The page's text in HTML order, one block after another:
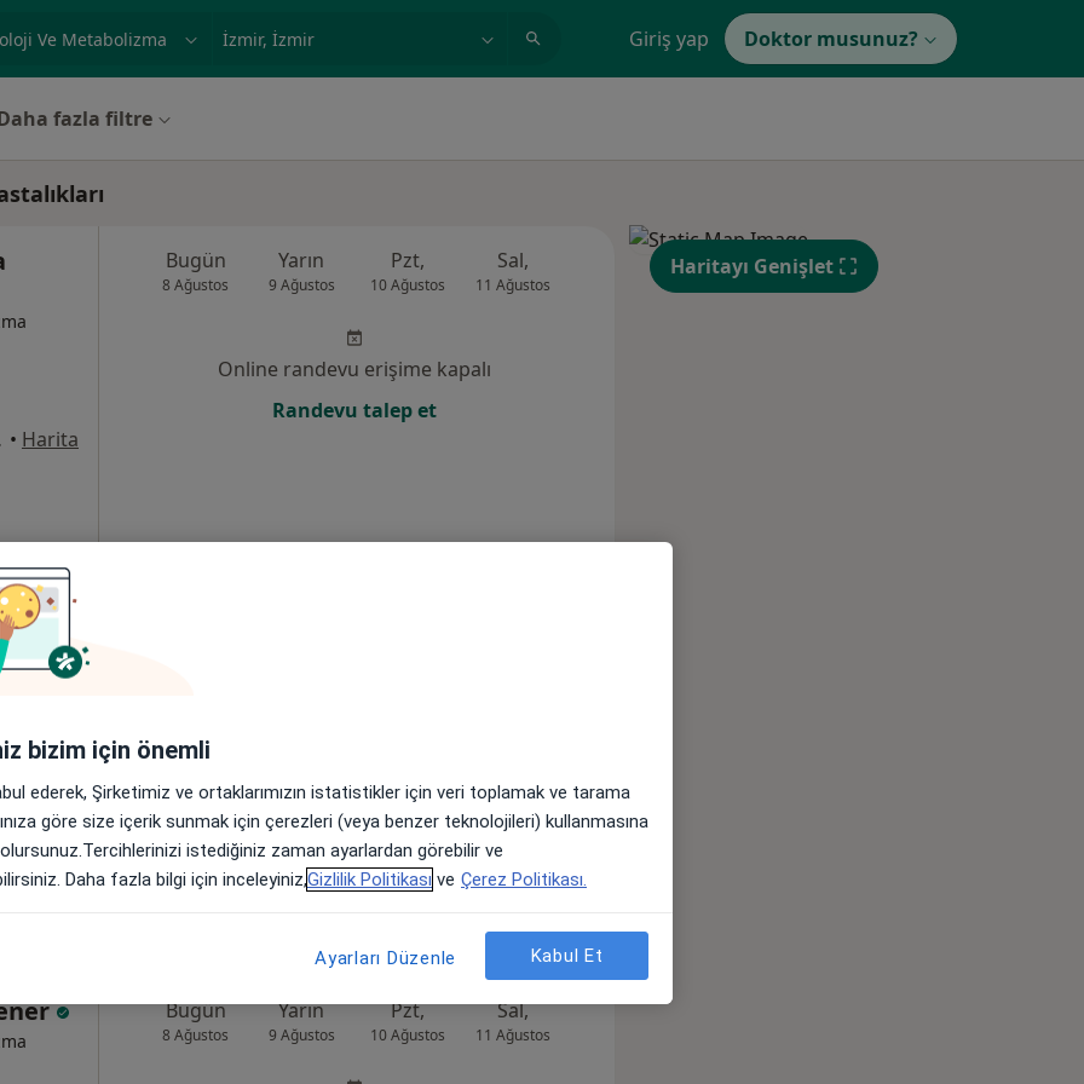
ilgi alanı ve hastalık, isimörnek: İstanbul Giriş yap Doktor musunuz?
fazla filtre
• Harita
Bugün
8 Ağustos
Yarın
9 Ağustos
Pzt,
10 Ağustos
Sal,
11 Ağustos 12 Ağustos
Per,
13 Ağustos
Cum,
14 Ağustos
Online randevu erişime kapalı
Randevu talep et
Konak• Harita
Randevu talep et
Bugün
8 Ağustos
Yarın
9 Ağustos
Pzt,
10 Ağustos
Sal,
11 Ağustos
Çar,
Haritayı Genişlet
bizim için önemli
ederek, Şirketimiz ve ortaklarımızın istatistikler için veri toplamak ve tarama
göre size içerik sunmak için çerezleri (veya benzer teknolojileri) kullanmasına
istediğiniz zaman ayarlardan görebilir ve
Daha fazla bilgi için inceleyiniz,Gizlilik Politikası ve Çerez Politikası.
Ayarları Düzenle Kabul Et